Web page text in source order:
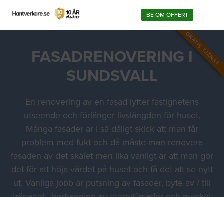
BE OM OFFERT
GRATIS TJÄNST
FASADRENOVERING I
SUNDSVALL
En renovering av en fasad lyfter fastighetens
utseende och förlänger livslängden för huset.
Många fasader är i så dåligt skick att man får
problem med fukt och då måste man renovera
fasaden av det skälet men lika vanligt är att man gör
det för att höja värdet på huset och få det att se nytt
ut. Vanliga jobb är putsning av fasader, byte av / till